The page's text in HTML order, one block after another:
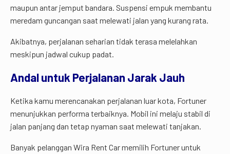
maupun antar jemput bandara. Suspensi empuk membantu
meredam guncangan saat melewati jalan yang kurang rata.
Akibatnya, perjalanan seharian tidak terasa melelahkan
meskipun jadwal cukup padat.
Andal untuk Perjalanan Jarak Jauh
Ketika kamu merencanakan perjalanan luar kota, Fortuner
menunjukkan performa terbaiknya. Mobil ini melaju stabil di
jalan panjang dan tetap nyaman saat melewati tanjakan.
Banyak pelanggan Wira Rent Car memilih Fortuner untuk